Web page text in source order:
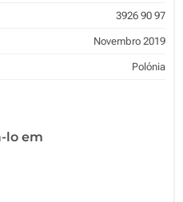
3926 90 97
Novembro 2019
Polónia
lo em